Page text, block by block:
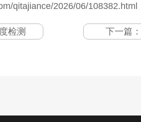
qitajiance/2026/06/108382.html
检测 下一篇：